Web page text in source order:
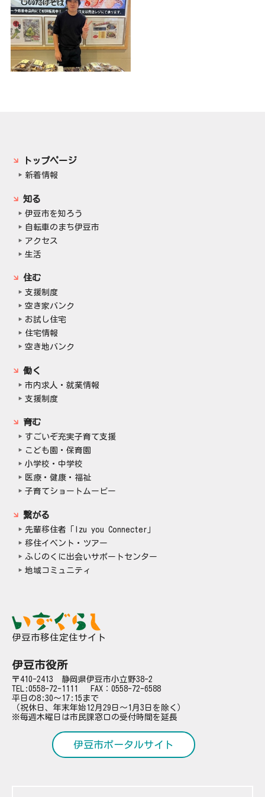
トップページ
新着情報
知る
伊豆市を知ろう
自転車のまち伊豆市
アクセス
生活
住む
支援制度
空き家バンク
お試し住宅
住宅情報
空き地バンク
働く
市内求人・就業情報
支援制度
育む
すごいぞ充実子育て支援
こども園・保育園
小学校・中学校
医療・健康・福祉
子育てショートムービー
繋がる
先輩移住者「Izu you Connecter」
移住イベント・ツアー
ふじのくに出会いサポートセンター
地域コミュニティ
伊豆市移住定住サイト
伊豆市役所
〒410-2413 静岡県伊豆市小立野38-2
TEL:0558-72-1111
FAX：0558-72-6588
平日の8:30～17:15まで
（祝休日、年末年始12月29日～1月3日を除く）
※毎週木曜日は市民課窓口の受付時間を延長
伊豆市ポータルサイト